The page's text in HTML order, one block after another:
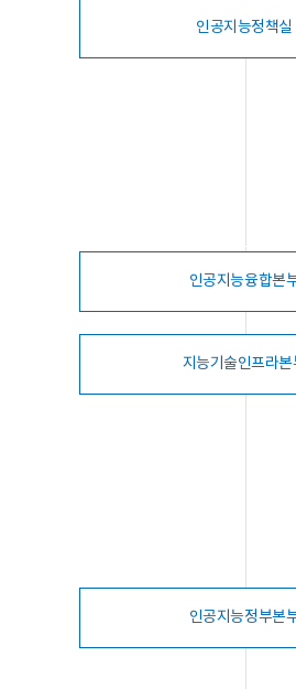
인공지능정책실
인공지능융합본
지능기술인프라본
인공지능정부본